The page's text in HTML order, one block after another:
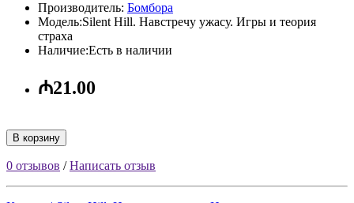
Производитель: Бомбора
Модель:Silent Hill. Навстречу ужасу. Игры и теория
страха
Наличие:Есть в наличии
₼21.00
В корзину
0 отзывов /Написать отзыв